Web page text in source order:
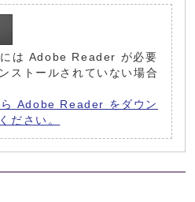
は Adobe Reader が必要
ストールされていない場合
Adobe Reader をダウン
ださい。